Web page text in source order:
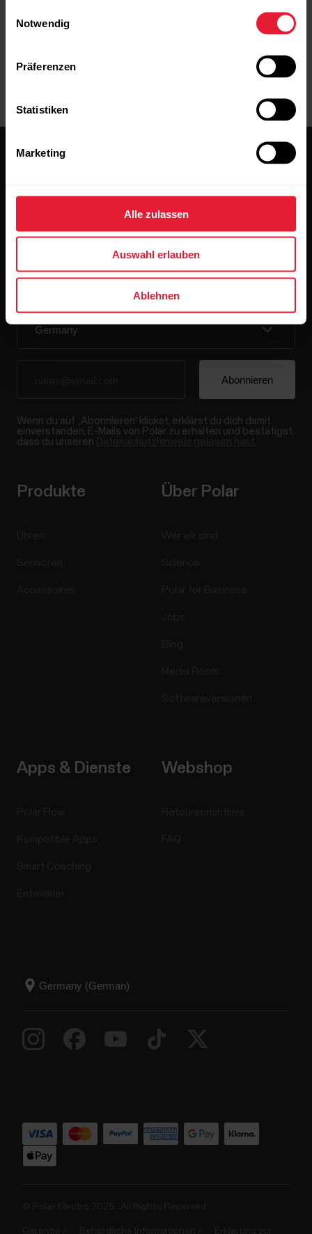
Notwendig
Präferenzen
Statistiken
Marketing
Alle zulassen
Auswahl erlauben
Ablehnen
Bleibe auf dem Laufenden.
Abonniere unseren vierzehntägigen Newsletter, um
Wenn du auf „Abonnieren“ klickst, erklärst du dich damit
einverstanden, E-Mails von Polar zu erhalten und bestätigst,
dass du unseren
Produkte Über Polar
Apps & Dienste Webshop